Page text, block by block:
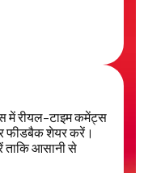
में रीयल-टाइम कमेंट्स
फीडबैक शेयर करें।
आसानी से